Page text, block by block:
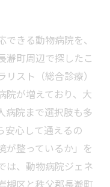
きる動物病院を、
瀞町周辺で探したこ
スト（総合診療）
院が増えており、大
病院まで選択肢も多
安心して通えるの
が整っているか」を
は、動物病院ジェネ
槻区と秩父郡長瀞町